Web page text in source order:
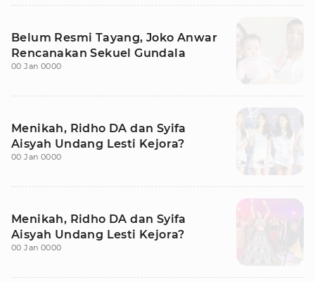
Belum Resmi Tayang, Joko Anwar
Rencanakan Sekuel Gundala
00 Jan 0000
Menikah, Ridho DA dan Syifa
Aisyah Undang Lesti Kejora?
00 Jan 0000
Menikah, Ridho DA dan Syifa
Aisyah Undang Lesti Kejora?
00 Jan 0000